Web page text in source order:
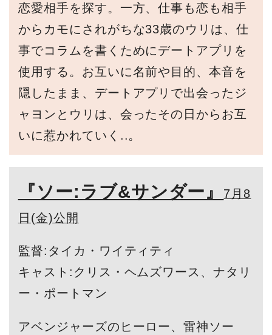
恋愛相手を探す。一方、仕事も恋も相手
からカモにされがちな33歳のウリは、仕
事でコラムを書くためにデートアプリを
使用する。お互いに名前や目的、本音を
隠したまま、デートアプリで出会ったジ
ャヨンとウリは、会ったその日からお互
いに惹かれていく..。
『ソー:ラブ&サンダー』
7月8
日(金)公開
監督:タイカ・ワイティティ
キャスト:クリス・ヘムズワース、ナタリ
ー・ポートマン
アベンジャーズのヒーロー、雷神ソー